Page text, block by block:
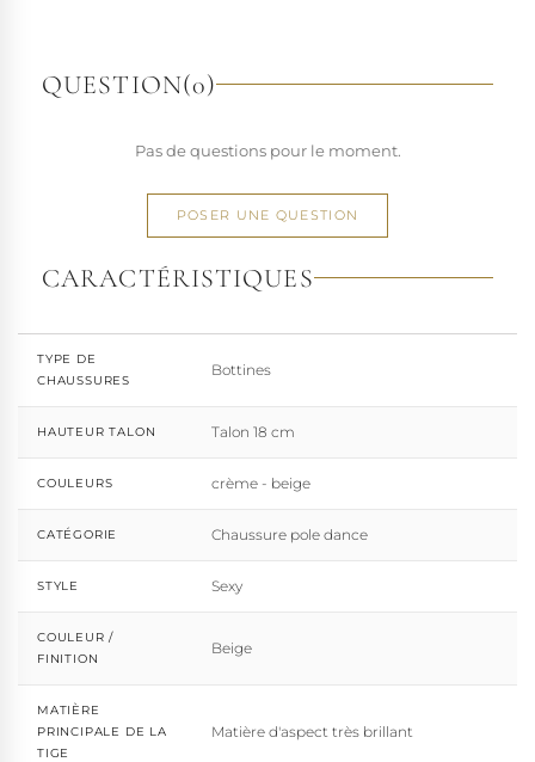
elle a étendu son savoir-faire à d'autres univers. Pleaser est
aujourd'hui distribuée dans 110 pays.
de la mode, Pleaser propose des collections ultra féminines
une large gamme de pointures. Parce qu'un style ne
devrait jamais se réduire à une question de centimètres, la
marque défend une idée simple : permettre à chacun
d'exprimer, sans contrainte, qui il veut être.
QUESTION(0)
Pas de questions pour le moment.
POSER UNE QUESTION
CARACTÉRISTIQUES
TYPE DE
CHAUSSURES
Bottines
HAUTEUR TALON Talon 18 cm
COULEURS crème - beige
CATÉGORIE Chaussure pole dance
STYLE Sexy
COULEUR /
FINITION
Beige
MATIÈRE
PRINCIPALE DE LA
TIGE
Matière d'aspect très brillant